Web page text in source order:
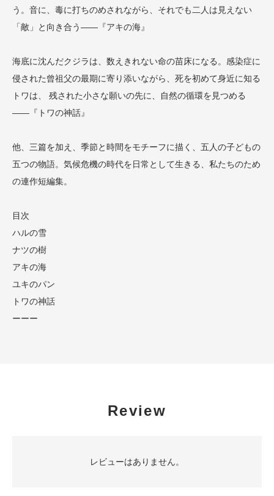
う。音に、毒に打ちのめされながら、それでも二人は見えない
「敵」と向き合う——『アキの海』
海底に沈んだクジラは、数えきれない命の苗床になる。感染症に
侵された曾祖父の最期に寄り添いながら、死を初めて身近に知る
トワは、 残された小さな願いの先に、自然の循環を見つめる
——『トワの神話』
他、三篇を加え、季節と時間をモチーフに描く、五人の子どもの
五つの物語。気候危機の時代を日常として生きる、私たちのため
の連作短編集。
目次
ハルの雪
ナツの樹
アキの海
ユキのパン
トワの神話
ーーー
Review
レビューはありません。